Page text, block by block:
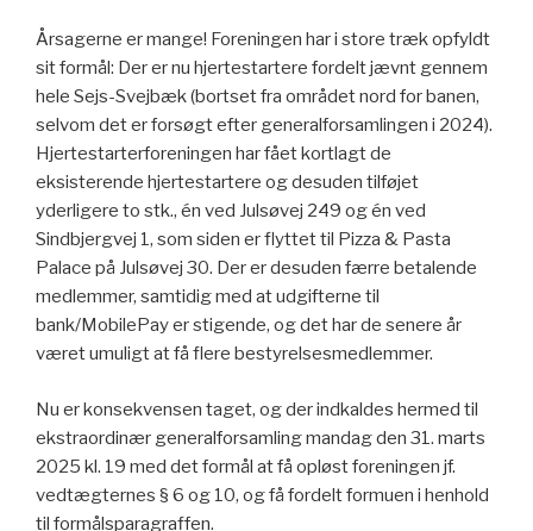
Årsagerne er mange! Foreningen har i store træk opfyldt
sit formål: Der er nu hjertestartere fordelt jævnt gennem
hele Sejs-Svejbæk (bortset fra området nord for banen,
selvom det er forsøgt efter generalforsamlingen i 2024).
Hjertestarterforeningen har fået kortlagt de
eksisterende hjertestartere og desuden tilføjet
yderligere to stk., én ved Julsøvej 249 og én ved
Sindbjergvej 1, som siden er flyttet til Pizza & Pasta
Palace på Julsøvej 30. Der er desuden færre betalende
medlemmer, samtidig med at udgifterne til
bank/MobilePay er stigende, og det har de senere år
været umuligt at få flere bestyrelsesmedlemmer.
Nu er konsekvensen taget, og der indkaldes hermed til
ekstraordinær generalforsamling mandag den 31. marts
2025 kl. 19 med det formål at få opløst foreningen jf.
vedtægternes § 6 og 10, og få fordelt formuen i henhold
til formålsparagraffen.